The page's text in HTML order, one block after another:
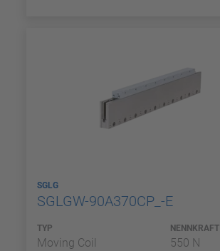
SGLG
SGLGW-90A370CP_-E
TYP
Moving Coil
NENNKRAFT
550 N